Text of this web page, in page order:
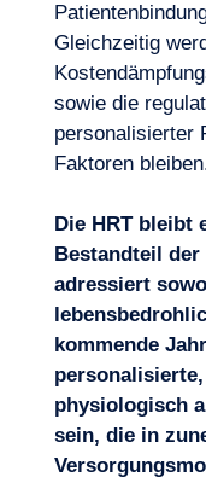
Gleichzeitig
sowie die
personalisierter
Faktoren
Die HRT bleibt
Bestandteil
adressiert
kommende
physiologisch
sein, die in